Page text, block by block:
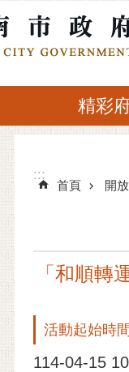
精彩
:::
:::
首頁 開
「和順轉
活動起始時
114-04-15